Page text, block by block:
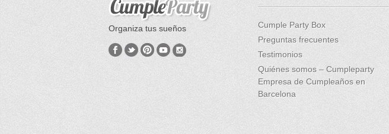
Organiza tus sueños
Cumple Party Box
Preguntas frecuentes
Testimonios
Quiénes somos – Cumpleparty
Empresa de Cumpleaños en
Barcelona